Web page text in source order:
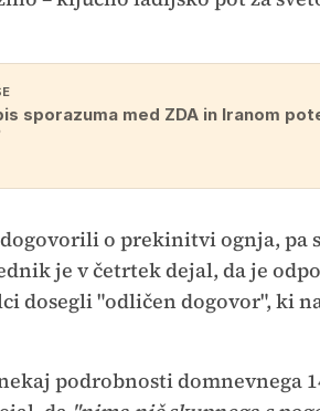
sporazuma med ZDA in Iranom
o prekinitvi ognja, pa
je v četrtek dejal, da je
dosegli "odličen dogovor", ki
podrobnosti domnevnega